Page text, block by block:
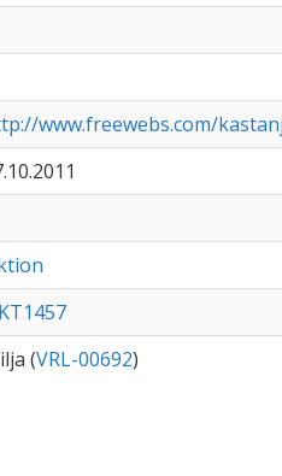
www.freewebs.com/
(VRL-00692)